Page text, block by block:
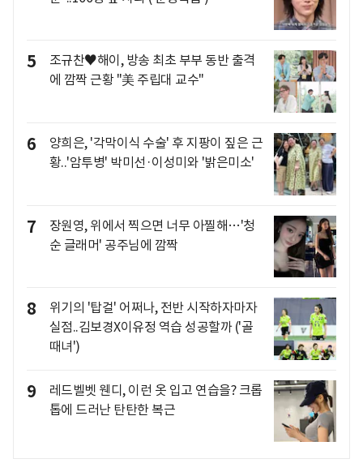
5
조규찬♥해이, 방송 최초 부부 동반 출격
에 깜짝 근황 "美 주립대 교수"
6
양희은, '각막이식 수술' 후 지팡이 짚은 근
황..'암투병' 박미선·이성미와 '밝은미소'
7
장원영, 위에서 찍으면 너무 아찔해…'청
순 글래머' 공주님에 깜짝
8
위기의 '탑걸' 어쩌나, 전반 시작하자마자
실점..김보경X이유정 역습 성공할까 ('골
때녀')
9
레드벨벳 웬디, 이런 옷 입고 연습을? 크롭
톱에 드러난 탄탄한 복근